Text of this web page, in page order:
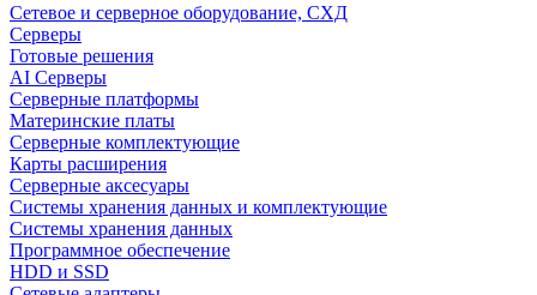
Сетевое и серверное оборудование, СХД
Cерверы
Готовые решения
AI Серверы
Серверные платформы
Материнские платы
Серверные комплектующие
Карты расширения
Серверные аксесуары
Системы хранения данных и комплектующие
Системы хранения данных
Программное обеспечение
HDD и SSD